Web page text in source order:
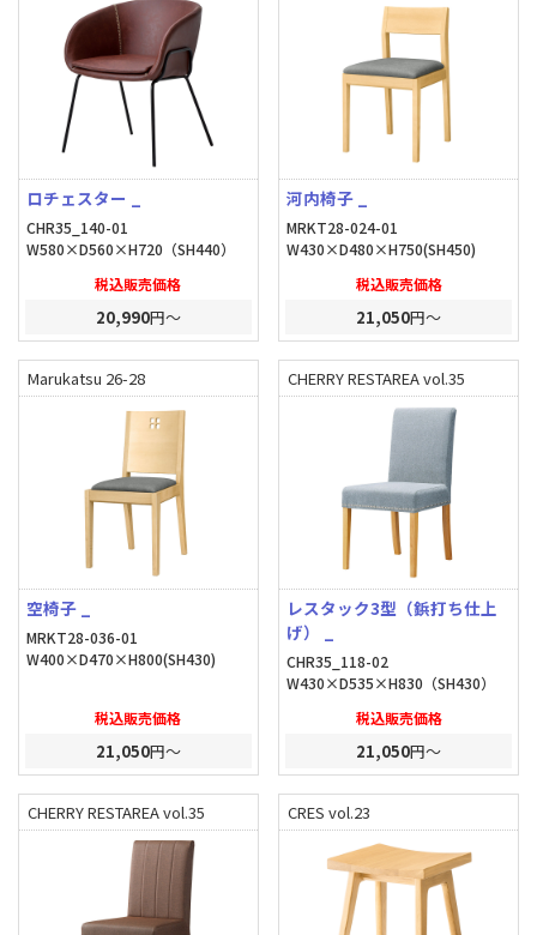
ロチェスター _
CHR35_140-01
W580×D560×H720（SH440）
税込販売価格
20,990円～
河内椅子 _
MRKT28-024-01
W430×D480×H750(SH450)
税込販売価格
21,050円～
Marukatsu 26-28
空椅子 _
MRKT28-036-01
W400×D470×H800(SH430)
税込販売価格
21,050円～
CHERRY RESTAREA vol.35
レスタック3型（鋲打ち仕上
げ） _
CHR35_118-02
W430×D535×H830（SH430）
税込販売価格
21,050円～
CHERRY RESTAREA vol.35 CRES vol.23